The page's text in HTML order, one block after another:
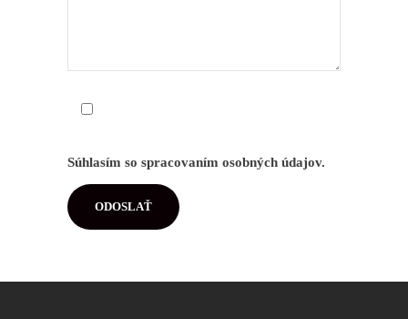
Súhlasím so spracovaním osobných údajov.